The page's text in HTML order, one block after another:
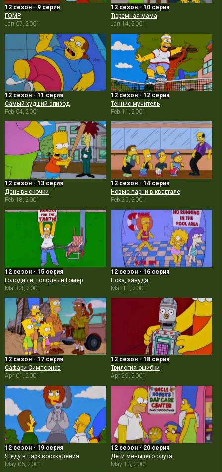
12 сезон - 9 серия
ГОМР
Jan 07, 2001
12 сезон - 10 серия
Тюремная мама
Jan 14, 2001
12 сезон - 11 серия
Самый худший эпизод
Feb 04, 2001
12 сезон - 12 серия
Теннис-мучитель
Feb 11, 2001
12 сезон - 13 серия
День выскочки
Feb 18, 2001
12 сезон - 14 серия
Новые парни в квартале
Feb 25, 2001
12 сезон - 15 серия
Голодный, голодный Гомер
Mar 04, 2001
12 сезон - 16 серия
Пока, зануда
Mar 11, 2001
12 сезон - 17 серия
Сафари Симпсонов
Apr 01, 2001
12 сезон - 18 серия
Трилогия ошибки
Apr 29, 2001
12 сезон - 19 серия
Я еду в парк восхваления
May 06, 2001
12 сезон - 20 серия
Дети меньшего олуха
May 13, 2001